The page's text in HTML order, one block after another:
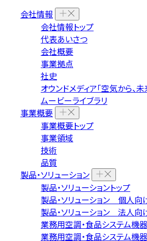
会社情報
会社情報トップ
代表あいさつ
会社概要
事業拠点
社史
オウンドメディア「空気から、
ムービーライブラリ
事業概要
事業概要トップ
事業領域
技術
品質
製品・ソリューション
製品・ソリューショントップ
製品・ソリューション 個人向
製品・ソリューション 法人向
業務用空調・食品システム機
業務用空調・食品システム機